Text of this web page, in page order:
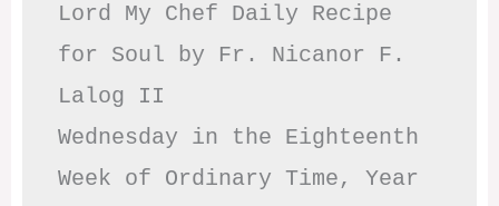
Lord My Chef Daily Recipe
for Soul by Fr. Nicanor F.
Lalog II
Wednesday in the Eighteenth
Week of Ordinary Time, Year